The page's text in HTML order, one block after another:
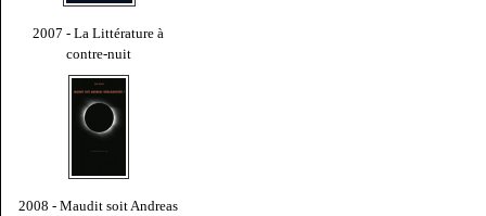
2007 - La Littérature à
contre-nuit
2008 - Maudit soit Andreas